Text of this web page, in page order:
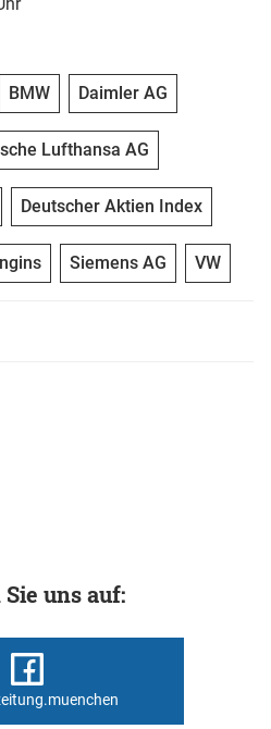
BMW Daimler AG
Lufthansa AG
Deutscher Aktien Index
Siemens AG VW
uns auf: